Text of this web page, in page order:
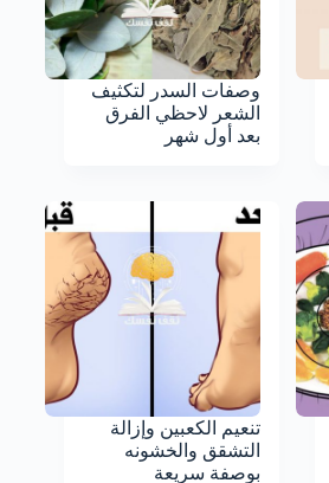
وصفات السدر لتكثيف
الشعر لاحظي الفرق
بعد أول شهر
تنعيم الكعبين وإزالة
التشقق والخشونه
بوصفة سريعة